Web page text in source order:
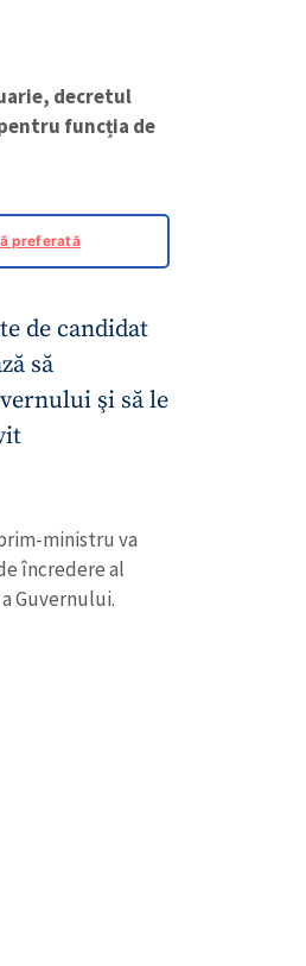
decretul
funcția de
preferată
de candidat
să
şi să le
ministru va
încredere al
Guvernului.